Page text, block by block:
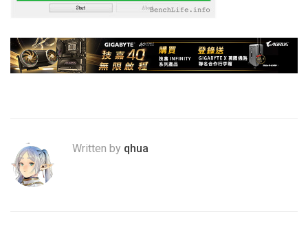
Written by qhua